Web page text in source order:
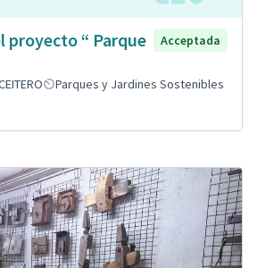
proyecto “ Parque
Acceptada
Parques y Jardines Sostenibles